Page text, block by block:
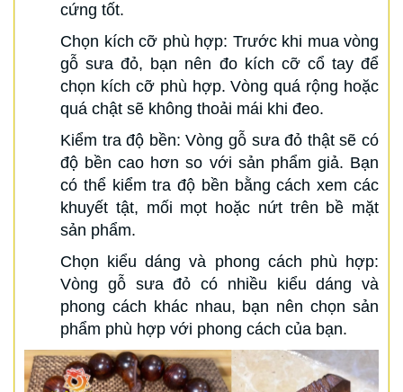
cứng tốt.
Chọn kích cỡ phù hợp: Trước khi mua vòng
gỗ sưa đỏ, bạn nên đo kích cỡ cổ tay để
chọn kích cỡ phù hợp. Vòng quá rộng hoặc
quá chật sẽ không thoải mái khi đeo.
Kiểm tra độ bền: Vòng gỗ sưa đỏ thật sẽ có
độ bền cao hơn so với sản phẩm giả. Bạn
có thể kiểm tra độ bền bằng cách xem các
khuyết tật, mối mọt hoặc nứt trên bề mặt
sản phẩm.
Chọn kiểu dáng và phong cách phù hợp:
Vòng gỗ sưa đỏ có nhiều kiểu dáng và
phong cách khác nhau, bạn nên chọn sản
phẩm phù hợp với phong cách của bạn.